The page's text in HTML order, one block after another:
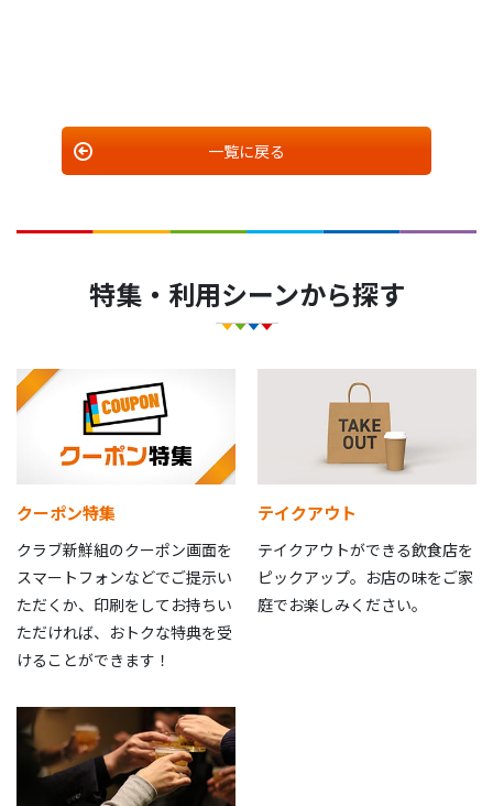
一覧に戻る
特集・利用シーンから探す
クーポン特集
クラブ新鮮組のクーポン画面を
スマートフォンなどでご提示い
ただくか、印刷をしてお持ちい
ただければ、おトクな特典を受
けることができます！
テイクアウト
テイクアウトができる飲食店を
ピックアップ。お店の味をご家
庭でお楽しみください。